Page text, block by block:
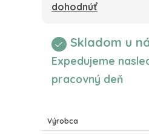
dohodnúť
Skladom u
Expedujeme
pracovný deň
Výrobca